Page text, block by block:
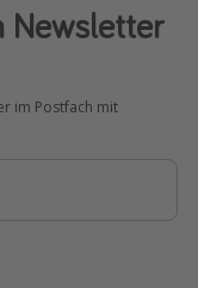
Newsletter
im Postfach mit